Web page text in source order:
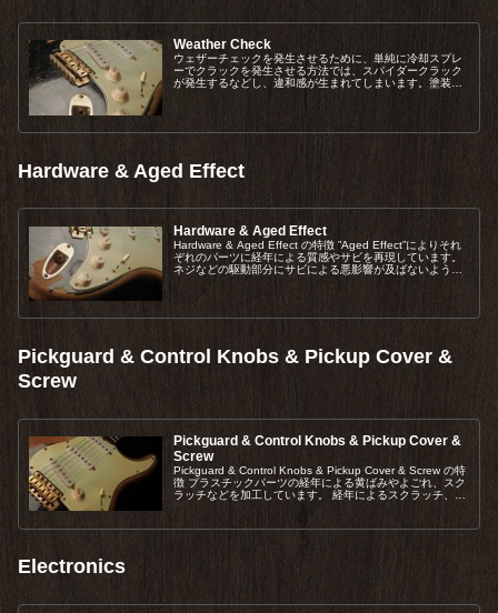
Weather Check
ウェザーチェックを発生させるために、単純に冷却スプレ
ーでクラックを発生させる方法では、スパイダークラック
が発生するなどし、違和感が生まれてしまいます。塗装の
Hardware & Aged Effect
Hardware & Aged Effect
Hardware & Aged Effect の特徴 ”Aged Effect”によりそれ
ぞれのパーツに経年による質感やサビを再現しています。
ネジなどの駆動部分にサビによる悪影響が及ばないように
Pickguard & Control Knobs & Pickup Cover &
Screw
Pickguard & Control Knobs & Pickup Cover &
Screw
Pickguard & Control Knobs & Pickup Cover & Screw の特
徴 プラスチックパーツの経年による黄ばみやよごれ、スク
ラッチなどを加工しています。 経年によるスクラッチ、磨
Electronics